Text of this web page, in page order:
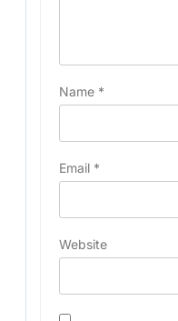
Name *
Email *
Website